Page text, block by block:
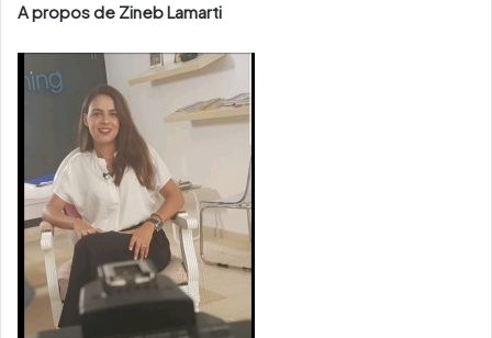
A propos de Zineb Lamarti